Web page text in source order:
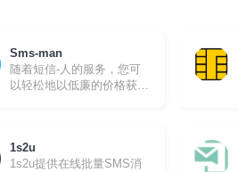
Sms-man
随着短信-人的服务，您可
以轻松地以低廉的价格获得
1s2u
1s2u提供在线批量SMS消